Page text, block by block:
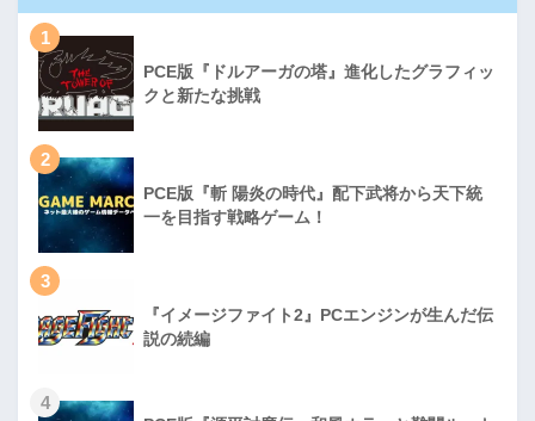
1
PCE版『ドルアーガの塔』進化したグラフィッ
クと新たな挑戦
2
PCE版『斬 陽炎の時代』配下武将から天下統
一を目指す戦略ゲーム！
3
『イメージファイト2』PCエンジンが生んだ伝
説の続編
4